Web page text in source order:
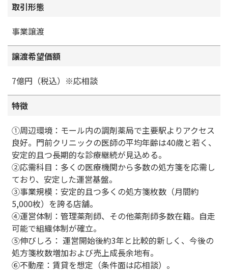
取引形態
事業譲渡
譲渡希望価額
7億円（税込）※応相談
特徴
①周辺環境：モール内の調剤薬局で主要駅よりアクセス
良好。門前クリニックの医師の平均年齢は40歳と若く、
安定的且つ長期的な診療継続が見込める。
②応需科目：多くの医療機関から多数の処方箋を応需し
ており、安定した運営基盤。
③事業規模：安定的且つ多くの処方箋枚数（月間約
5,000枚）を誇る店舗。
④運営体制：管理薬剤師、その他薬剤師多数在籍。自走
可能で組織体制が確立。
⑤伸びしろ： 運営開始後約3年と比較的新しく、今後の
処方箋枚数増加および売上成長余地有。
⑥不動産：賃貸を想定（条件面は応相談）。